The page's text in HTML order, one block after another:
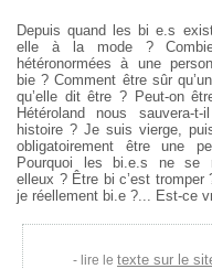
Depuis quand les bi e.s
elle à la mode ?
hétéronormées à une
bie ? Comment être sûr
qu’elle dit être ? Peut‐on
Hétéroland nous
histoire ? Je suis vierge,
obligatoirement être une
Pourquoi les bi.e.s ne se
elleux ? Être bi c’est tromper
je réellement bi.e ?... Est‐ce
lire le texte sur le